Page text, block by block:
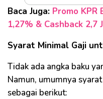
Baca Juga: Promo KPR
1,27% & Cashback 2,7
Syarat Minimal Gaji
Tidak ada angka baku
Namun, umumnya
sebagai berikut: